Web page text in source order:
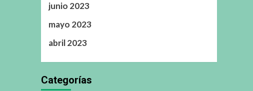
junio 2023
mayo 2023
abril 2023
Categorías